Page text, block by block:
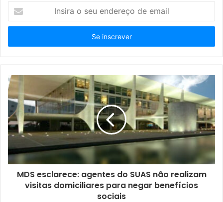
s
r
a
s
e
u
e
n
d
r
e
MDS esclarece: agentes do SUAS não realizam
visitas domiciliares para negar benefícios
sociais